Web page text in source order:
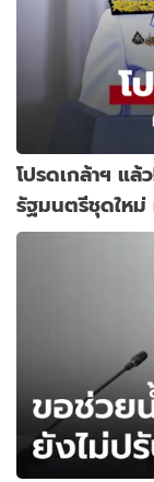
โปรดเกล้าฯ แ
รัฐมนตรีชุดใหม่